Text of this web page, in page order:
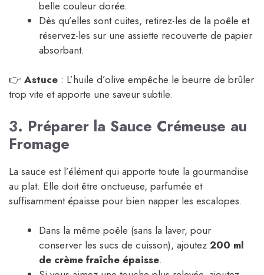
belle couleur dorée.
Dès qu’elles sont cuites, retirez-les de la poêle et
réservez-les sur une assiette recouverte de papier
absorbant.
👉 Astuce : L’huile d’olive empêche le beurre de brûler
trop vite et apporte une saveur subtile.
3. Préparer la Sauce Crémeuse au
Fromage
La sauce est l’élément qui apporte toute la gourmandise
au plat. Elle doit être onctueuse, parfumée et
suffisamment épaisse pour bien napper les escalopes.
Dans la même poêle (sans la laver, pour
conserver les sucs de cuisson), ajoutez 200 ml
de crème fraîche épaisse.